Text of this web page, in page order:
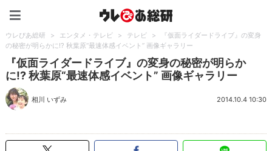
ウレぴあ総研 > エンタメ・テレビ > テレビ >
『仮面ライダードライブ』の変身
の秘密が明らかに!? 秋葉原“最速体感イベント” 画像ギャラリー
『仮面ライダードライブ』の変身の秘密が明らか
に!? 秋葉原“最速体感イベント” 画像ギャラリー
相川 いずみ 2014.10.4 10:30